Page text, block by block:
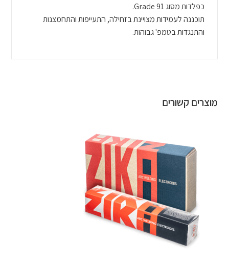
כפלדות מסוג Grade 91.
תוכננה לעמידות מצויינת בזחילה, התעייפות והתחמצנות
והתנגדות בטמפ' גבוהות.
מוצרים קשורים